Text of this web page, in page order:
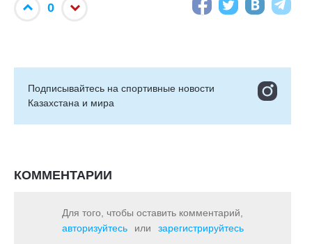
0
Подписывайтесь на cпортивные новости
Казахстана и мира
КОММЕНТАРИИ
Для того, чтобы оставить комментарий,
авторизуйтесь
или зарегистрируйтесь